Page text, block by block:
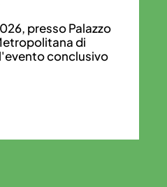
presso Palazzo
di
conclusivo